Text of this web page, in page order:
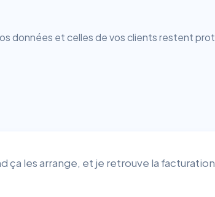
données et celles de vos clients restent
les arrange, et je retrouve la facturation